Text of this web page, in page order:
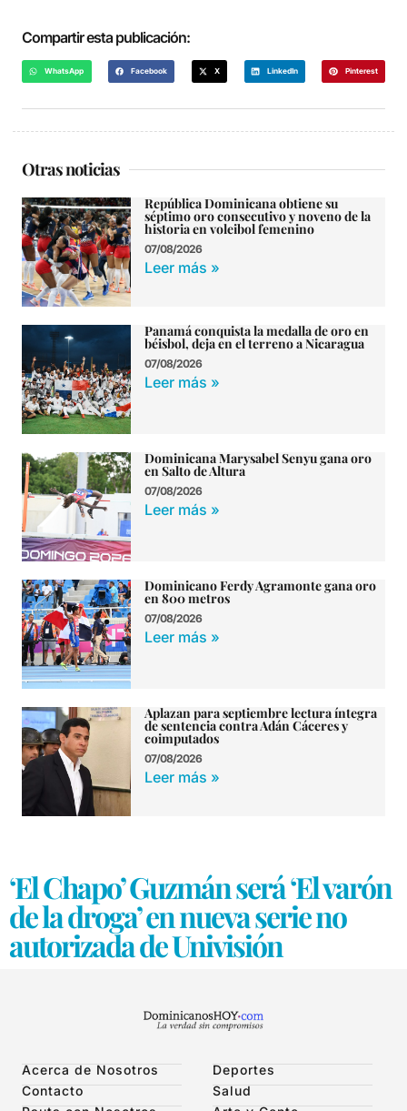
Compartir esta publicación:
WhatsApp Facebook X LinkedIn Pinterest
Otras noticias
República Dominicana obtiene su
séptimo oro consecutivo y noveno de la
historia en voleibol femenino
07/08/2026
Leer más »
Panamá conquista la medalla de oro en
béisbol, deja en el terreno a Nicaragua
07/08/2026
Leer más »
Dominicana Marysabel Senyu gana oro
en Salto de Altura
07/08/2026
Leer más »
Dominicano Ferdy Agramonte gana oro
en 800 metros
07/08/2026
Leer más »
Aplazan para septiembre lectura íntegra
de sentencia contra Adán Cáceres y
coimputados
07/08/2026
Leer más »
‘El Chapo’ Guzmán será ‘El varón
de la droga’ en nueva serie no
autorizada de Univisión
Acerca de Nosotros
Contacto
Deportes
Salud